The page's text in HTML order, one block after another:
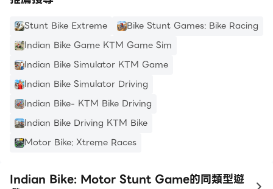
Stunt Bike Extreme
Bike Stunt Games: Bike Racing
Indian Bike Game KTM Game Sim
Indian Bike Simulator KTM Game
Indian Bike Simulator Driving
Indian Bike- KTM Bike Driving
Indian Bike Driving KTM Bike
Motor Bike: Xtreme Races
Indian Bike: Motor Stunt Game的同類型遊